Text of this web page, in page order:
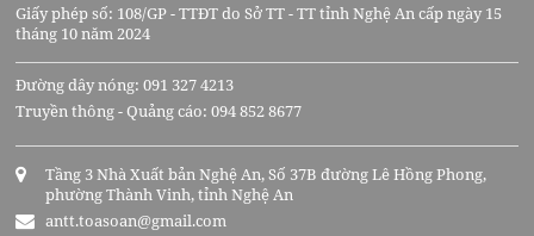
Giấy phép số: 108/GP - TTĐT do Sở TT - TT tỉnh Nghệ An cấp ngày 15
tháng 10 năm 2024
Đường dây nóng: 091 327 4213
Truyền thông - Quảng cáo: 094 852 8677
Tầng 3 Nhà Xuất bản Nghệ An, Số 37B đường Lê Hồng Phong,
phường Thành Vinh, tỉnh Nghệ An
antt.toasoan@gmail.com